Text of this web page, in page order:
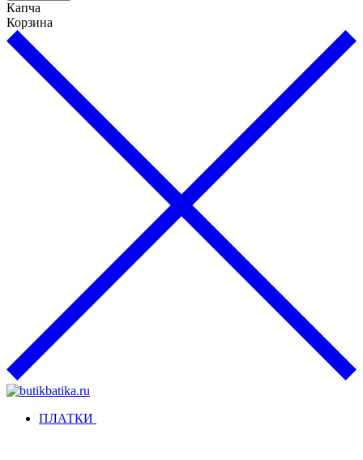
Капча
Корзина
ПЛАТКИ